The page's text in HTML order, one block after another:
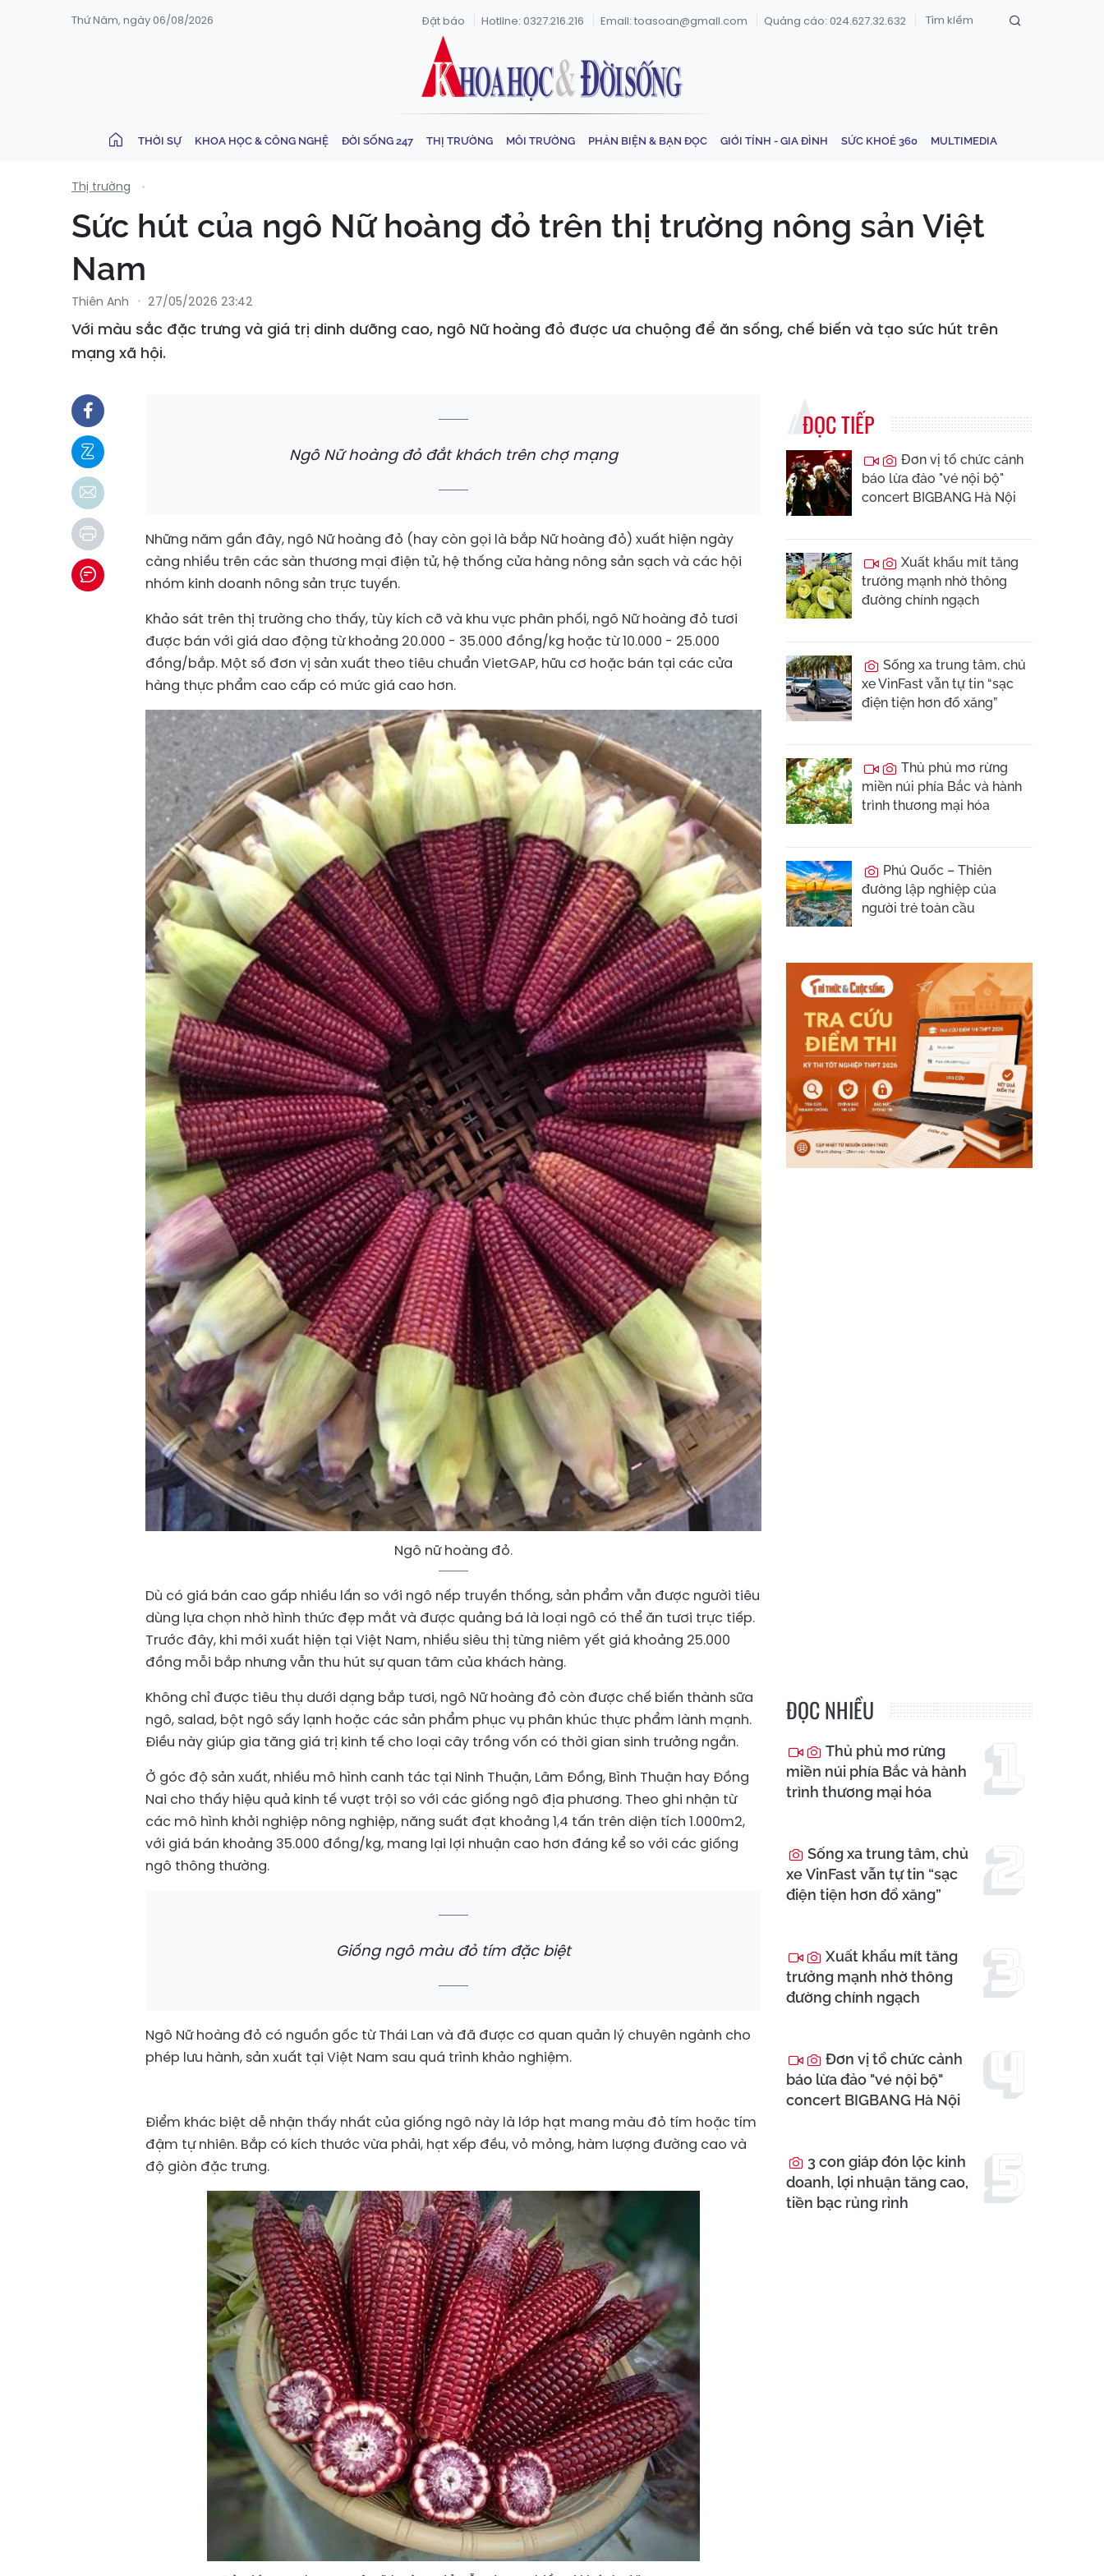
Thứ Năm, ngày 06/08/2026 Đặt báo Hotline: 0327.216.216 Email: toasoan@gmail.com Quảng cáo: 024.627.32.632
THỜI SỰ KHOA HỌC & CÔNG NGHỆ ĐỜI SỐNG 247 THỊ TRƯỜNG MÔI TRƯỜNG PHẢN BIỆN & BẠN ĐỌC GIỚI TÍNH - GIA ĐÌNH SỨC KHOẺ 360 MULTIMEDIA
Thị trường
Sức hút của ngô Nữ hoàng đỏ trên thị trường nông sản Việt
Nam
Thiên Anh 27/05/2026 23:42
Với màu sắc đặc trưng và giá trị dinh dưỡng cao, ngô Nữ hoàng đỏ được ưa chuộng để ăn sống, chế biến và tạo sức hút trên
mạng xã hội.
Ngô Nữ hoàng đỏ đắt khách trên chợ mạng
Những năm gần đây, ngô Nữ hoàng đỏ (hay còn gọi là bắp Nữ hoàng đỏ) xuất hiện ngày
càng nhiều trên các sàn thương mại điện tử, hệ thống cửa hàng nông sản sạch và các hội
nhóm kinh doanh nông sản trực tuyến.
Khảo sát trên thị trường cho thấy, tùy kích cỡ và khu vực phân phối, ngô Nữ hoàng đỏ tươi
được bán với giá dao động từ khoảng 20.000 - 35.000 đồng/kg hoặc từ 10.000 - 25.000
đồng/bắp. Một số đơn vị sản xuất theo tiêu chuẩn VietGAP, hữu cơ hoặc bán tại các cửa
hàng thực phẩm cao cấp có mức giá cao hơn.
Ngô nữ hoàng đỏ.
Dù có giá bán cao gấp nhiều lần so với ngô nếp truyền thống, sản phẩm vẫn được người tiêu
dùng lựa chọn nhờ hình thức đẹp mắt và được quảng bá là loại ngô có thể ăn tươi trực tiếp.
Trước đây, khi mới xuất hiện tại Việt Nam, nhiều siêu thị từng niêm yết giá khoảng 25.000
đồng mỗi bắp nhưng vẫn thu hút sự quan tâm của khách hàng.
Không chỉ được tiêu thụ dưới dạng bắp tươi, ngô Nữ hoàng đỏ còn được chế biến thành sữa
ngô, salad, bột ngô sấy lạnh hoặc các sản phẩm phục vụ phân khúc thực phẩm lành mạnh.
Điều này giúp gia tăng giá trị kinh tế cho loại cây trồng vốn có thời gian sinh trưởng ngắn.
Ở góc độ sản xuất, nhiều mô hình canh tác tại Ninh Thuận, Lâm Đồng, Bình Thuận hay Đồng
Nai cho thấy hiệu quả kinh tế vượt trội so với các giống ngô địa phương. Theo ghi nhận từ
các mô hình khởi nghiệp nông nghiệp, năng suất đạt khoảng 1,4 tấn trên diện tích 1.000m2,
với giá bán khoảng 35.000 đồng/kg, mang lại lợi nhuận cao hơn đáng kể so với các giống
ngô thông thường.
Giống ngô màu đỏ tím đặc biệt
Ngô Nữ hoàng đỏ có nguồn gốc từ Thái Lan và đã được cơ quan quản lý chuyên ngành cho
phép lưu hành, sản xuất tại Việt Nam sau quá trình khảo nghiệm.
Điểm khác biệt dễ nhận thấy nhất của giống ngô này là lớp hạt mang màu đỏ tím hoặc tím
đậm tự nhiên. Bắp có kích thước vừa phải, hạt xếp đều, vỏ mỏng, hàm lượng đường cao và
độ giòn đặc trưng.
ĐỌC TIẾP
Đơn vị tổ chức cảnh
báo lừa đảo "vé nội bộ"
concert BIGBANG Hà Nội
Xuất khẩu mít tăng
trưởng mạnh nhờ thông
đường chính ngạch
Sống xa trung tâm, chủ
xe VinFast vẫn tự tin “sạc
điện tiện hơn đổ xăng”
Thủ phủ mơ rừng
miền núi phía Bắc và hành
trình thương mại hóa
Phú Quốc – Thiên
đường lập nghiệp của
người trẻ toàn cầu
ĐỌC NHIỀU
Thủ phủ mơ rừng
miền núi phía Bắc và hành
trình thương mại hóa
Sống xa trung tâm, chủ
xe VinFast vẫn tự tin “sạc
điện tiện hơn đổ xăng”
Xuất khẩu mít tăng
trưởng mạnh nhờ thông
đường chính ngạch
Đơn vị tổ chức cảnh
báo lừa đảo "vé nội bộ"
concert BIGBANG Hà Nội
3 con giáp đón lộc kinh
doanh, lợi nhuận tăng cao,
tiền bạc rủng rỉnh